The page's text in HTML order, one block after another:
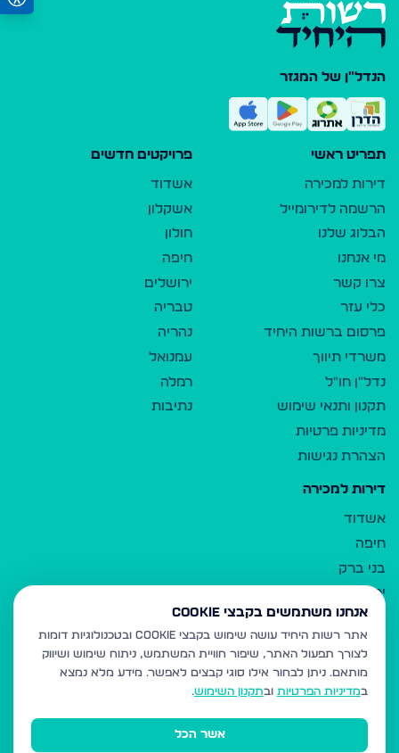
הנדל"ן של המגזר
תפריט ראשי
דירות למכירה
הרשמה לדירומייל
הבלוג שלנו
מי אנחנו
צרו קשר
כלי עזר
פרסום ברשות היחיד
משרדי תיווך
נדל"ן חו"ל
תקנון ותנאי שימוש
מדיניות פרטיות
הצהרת נגישות
פרויקטים חדשים
אשדוד
אשקלון
חולון
חיפה
ירושלים
טבריה
נהריה
עמנואל
רמלה
נתיבות
דירות למכירה
אשדוד
חיפה
בני ברק
ירושלים
אלעד
גבעת זאב
בית שמש
רכסים
מודיעין עילית
אנחנו משתמשים בקבצי Cookie
אתר רשות היחיד עושה שימוש בקבצי Cookie ובטכנולוגיות דומות
לצורך תפעול האתר, שיפור חוויית המשתמש, ניתוח שימוש ושיווק
מותאם. ניתן לבחור אילו סוגי קבצים לאפשר. מידע מלא נמצא
במדיניות הפרטיות ובתקנון השימוש.
אשר הכל